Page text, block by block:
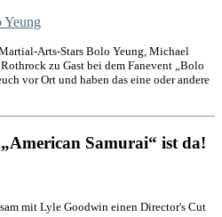
Arts-Stars Bolo Yeung, Michael
zu Gast bei dem Fanevent „Bolo
vor Ort und haben das eine oder andere
Samurai“ ist da!
mit Lyle Goodwin einen Director's Cut